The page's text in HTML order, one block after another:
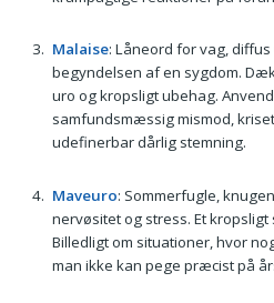
Malaise: Låneord for vag,
begyndelsen af en sygdom.
uro og kropsligt ubehag.
samfundsmæssig mismod,
udefinerbar dårlig stemning.
Maveuro: Sommerfugle,
nervøsitet og stress. Et
Billedligt om situationer, hvor
man ikke kan pege præcist på